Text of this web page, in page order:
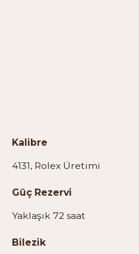
Kalibre
4131, Rolex Üretimi
Güç Rezervi
Yaklaşık 72 saat
Bilezik